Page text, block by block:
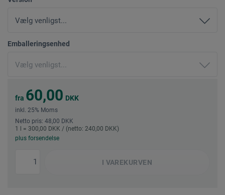
Emballeringsenhed
fra 60,00 DKK
inkl. 25% Moms
Netto pris: 48,00 DKK
1 l = 300,00 DKK / (netto: 240,00 DKK)
plus forsendelse
I VAREKURVEN